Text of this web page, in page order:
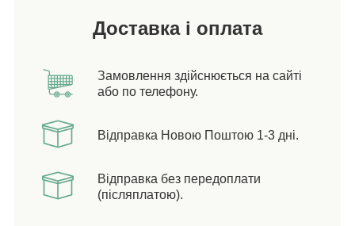
Доставка і оплата
Замовлення здійснюється на сайті
або по телефону.
Відправка Новою Поштою 1-3 дні.
Відправка без передоплати
(післяплатою).